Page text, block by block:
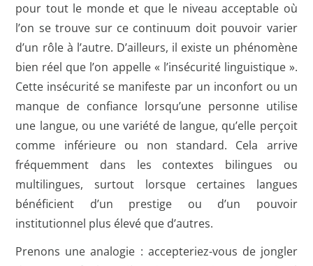
pour tout le monde et que le niveau acceptable où
l’on se trouve sur ce continuum doit pouvoir varier
d’un rôle à l’autre. D’ailleurs, il existe un phénomène
bien réel que l’on appelle « l’insécurité linguistique ».
Cette insécurité se manifeste par un inconfort ou un
manque de confiance lorsqu’une personne utilise
une langue, ou une variété de langue, qu’elle perçoit
comme inférieure ou non standard. Cela arrive
fréquemment dans les contextes bilingues ou
multilingues, surtout lorsque certaines langues
bénéficient d’un prestige ou d’un pouvoir
institutionnel plus élevé que d’autres.
Prenons une analogie : accepteriez-vous de jongler